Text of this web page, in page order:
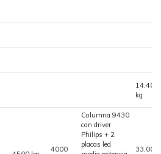
14,400
kg
4000
Columna 9430
con driver
Philips + 2
placas led
33,000